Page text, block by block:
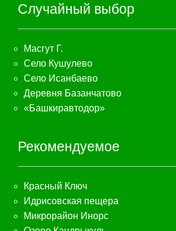
Случайный выбор
Масгут Г.
Село Кушулево
Село Исанбаево
Деревня Базанчатово
«Башкиравтодор»
Рекомендуемое
Красный Ключ
Идрисовская пещера
Микрорайон Инорс